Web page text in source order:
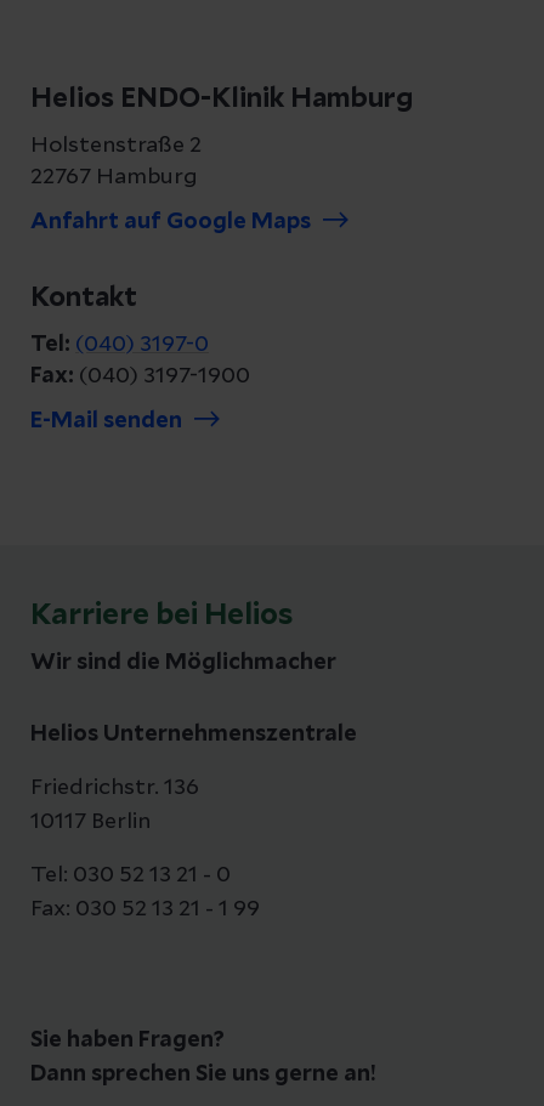
Helios ENDO-Klinik Hamburg
Holstenstraße 2
22767 Hamburg
Anfahrt auf Google Maps
Kontakt
Tel: (040) 3197-0
Fax: (040) 3197-1900
E-Mail senden
Karriere bei Helios
Wir sind die Möglichmacher
Helios Unternehmenszentrale
Friedrichstr. 136
10117 Berlin
Tel: 030 52 13 21 - 0
Fax: 030 52 13 21 - 1 99
Sie haben Fragen?
Dann sprechen Sie uns gerne an!